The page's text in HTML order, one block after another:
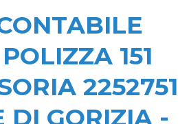
151
2252751
DI GORIZIA -